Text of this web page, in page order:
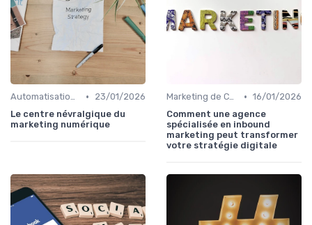
Automatisation du Marketing •
23/01/2026
Le centre névralgique du
marketing numérique
Marketing de Contenu • 16/01/2026
Comment une agence
spécialisée en inbound
marketing peut transformer
votre stratégie digitale